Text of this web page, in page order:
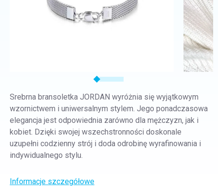
Srebrna bransoletka JORDAN wyróżnia się wyjątkowym
wzornictwem i uniwersalnym stylem. Jego ponadczasowa
elegancja jest odpowiednia zarówno dla mężczyzn, jak i
kobiet. Dzięki swojej wszechstronności doskonale
uzupełni codzienny strój i doda odrobinę wyrafinowania i
indywidualnego stylu.
Informacje szczegółowe